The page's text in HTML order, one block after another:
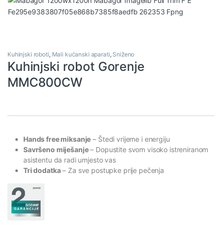
Kuhinjski roboti, Mali kućanski aparati, Sniženo
Kuhinjski robot Gorenje
MMC800CW
Hands free miksanje – Štedi vrijeme i energiju
Savršeno miješanje – Dopustite svom visoko istreniranom
asistentu da radi umjesto vas
Tri dodatka – Za sve postupke prije pečenja